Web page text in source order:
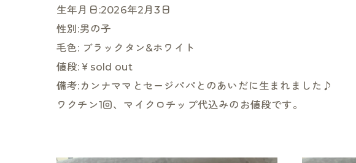
生年月日:2026年2月3日
性別:男の子
毛色: ブラックタン&ホワイト
値段:￥sold out
備考:カンナママとセージパパとのあいだに生まれました♪
ワクチン1回、マイクロチップ代込みのお値段です。